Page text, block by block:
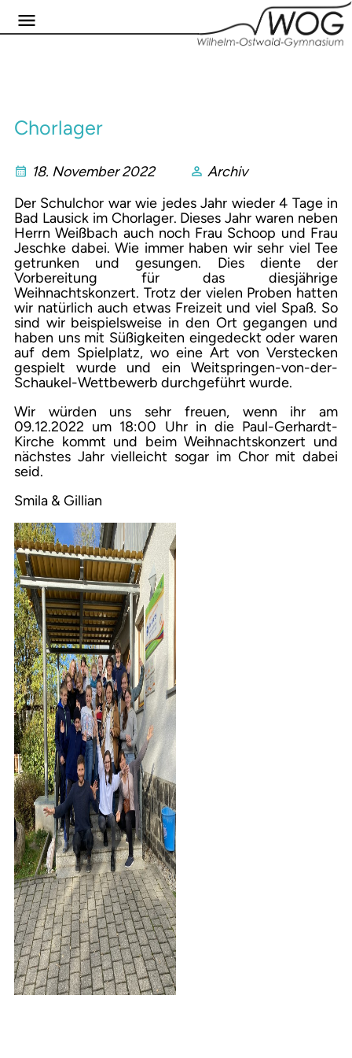
Chorlager
18. November 2022
Archiv
Der Schulchor war wie jedes Jahr wieder 4 Tage in
Bad Lausick im Chorlager. Dieses Jahr waren neben
Herrn Weißbach auch noch Frau Schoop und Frau
Jeschke dabei. Wie immer haben wir sehr viel Tee
getrunken und gesungen. Dies diente der
Vorbereitung für das diesjährige
Weihnachtskonzert. Trotz der vielen Proben hatten
wir natürlich auch etwas Freizeit und viel Spaß. So
sind wir beispielsweise in den Ort gegangen und
haben uns mit Süßigkeiten eingedeckt oder waren
auf dem Spielplatz, wo eine Art von Verstecken
gespielt wurde und ein Weitspringen-von-der-
Schaukel-Wettbewerb durchgeführt wurde.
Wir würden uns sehr freuen, wenn ihr am
09.12.2022 um 18:00 Uhr in die Paul-Gerhardt-
Kirche kommt und beim Weihnachtskonzert und
nächstes Jahr vielleicht sogar im Chor mit dabei
seid.
Smila & Gillian